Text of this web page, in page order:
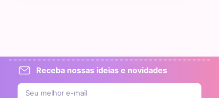
Receba nossas ideias e novidades